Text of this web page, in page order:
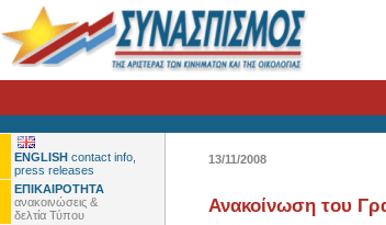
ENGLISH contact info,
press releases
ΕΠΙΚΑΙΡΟΤΗΤΑ
ανακοινώσεις &
δελτία Τύπου
13/11/2008
Ανακοίνωση του